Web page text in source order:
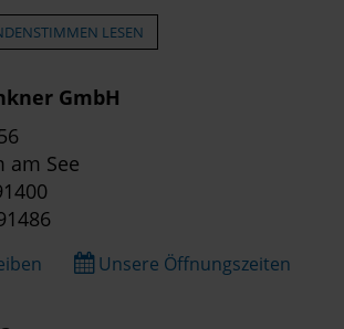
LESEN
GmbH
am See
Unsere Öffnungszeiten